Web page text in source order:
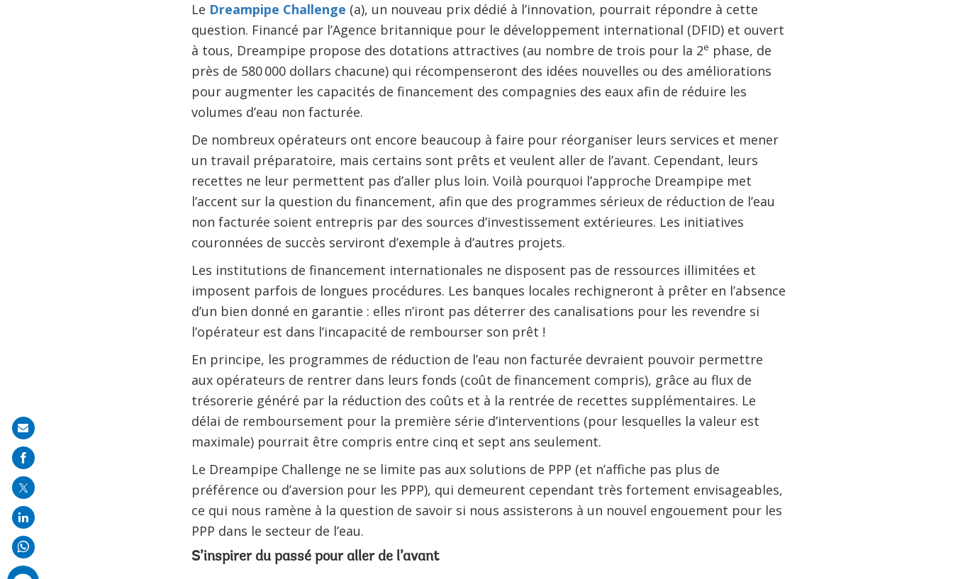
Le Dreampipe Challenge (a), un nouveau prix dédié à l’innovation, pourrait répondre à cette
question. Financé par l’Agence britannique pour le développement international (DFID) et ouvert
à tous, Dreampipe propose des dotations attractives (au nombre de trois pour la 2e phase, de
près de 580 000 dollars chacune) qui récompenseront des idées nouvelles ou des améliorations
pour augmenter les capacités de financement des compagnies des eaux afin de réduire les
volumes d’eau non facturée.
De nombreux opérateurs ont encore beaucoup à faire pour réorganiser leurs services et mener
un travail préparatoire, mais certains sont prêts et veulent aller de l’avant. Cependant, leurs
recettes ne leur permettent pas d’aller plus loin. Voilà pourquoi l’approche Dreampipe met
l’accent sur la question du financement, afin que des programmes sérieux de réduction de l’eau
non facturée soient entrepris par des sources d’investissement extérieures. Les initiatives
couronnées de succès serviront d’exemple à d’autres projets.
Les institutions de financement internationales ne disposent pas de ressources illimitées et
imposent parfois de longues procédures. Les banques locales rechigneront à prêter en l’absence
d’un bien donné en garantie : elles n’iront pas déterrer des canalisations pour les revendre si
l’opérateur est dans l’incapacité de rembourser son prêt !
En principe, les programmes de réduction de l’eau non facturée devraient pouvoir permettre
aux opérateurs de rentrer dans leurs fonds (coût de financement compris), grâce au flux de
trésorerie généré par la réduction des coûts et à la rentrée de recettes supplémentaires. Le
délai de remboursement pour la première série d’interventions (pour lesquelles la valeur est
maximale) pourrait être compris entre cinq et sept ans seulement.
Le Dreampipe Challenge ne se limite pas aux solutions de PPP (et n’affiche pas plus de
préférence ou d’aversion pour les PPP), qui demeurent cependant très fortement envisageables,
ce qui nous ramène à la question de savoir si nous assisterons à un nouvel engouement pour les
PPP dans le secteur de l’eau.
S’inspirer du passé pour aller de l’avant
Share
on
mail
comments